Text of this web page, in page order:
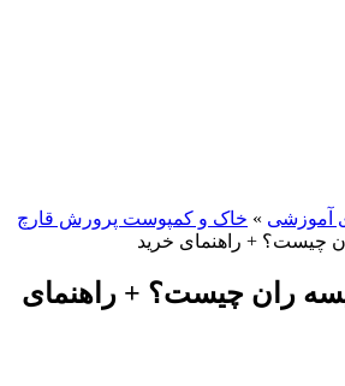
آموزشی » خاک و کمپوست پرورش قارچ
چیست؟ + راهنمای خرید
ران چیست؟ + راهنمای